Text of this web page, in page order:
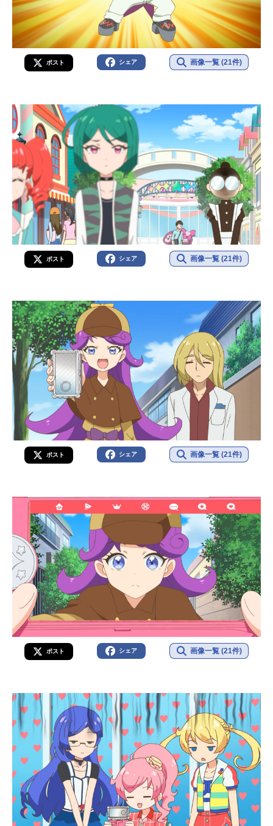
ポスト シェア 画像一覧 (21件)
ポスト シェア 画像一覧 (21件)
ポスト シェア 画像一覧 (21件)
ポスト シェア 画像一覧 (21件)